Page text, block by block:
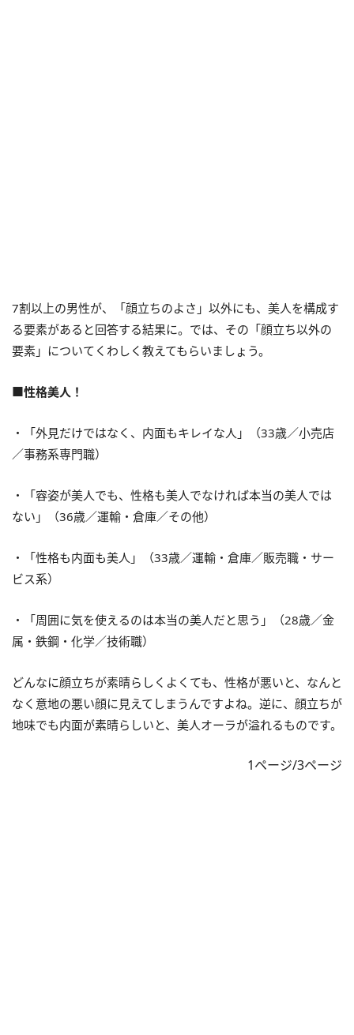
7割以上の男性が、「顔立ちのよさ」以外にも、美人を構成す
る要素があると回答する結果に。では、その「顔立ち以外の
要素」についてくわしく教えてもらいましょう。
■性格美人！
・「外見だけではなく、内面もキレイな人」（33歳／小売店
／事務系専門職）
・「容姿が美人でも、性格も美人でなければ本当の美人では
ない」（36歳／運輸・倉庫／その他）
・「性格も内面も美人」（33歳／運輸・倉庫／販売職・サー
ビス系）
・「周囲に気を使えるのは本当の美人だと思う」（28歳／金
属・鉄鋼・化学／技術職）
どんなに顔立ちが素晴らしくよくても、性格が悪いと、なんと
なく意地の悪い顔に見えてしまうんですよね。逆に、顔立ちが
地味でも内面が素晴らしいと、美人オーラが溢れるものです。
1ページ/3ページ